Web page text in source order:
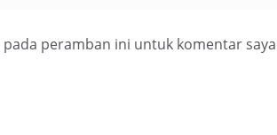
peramban ini untuk komentar